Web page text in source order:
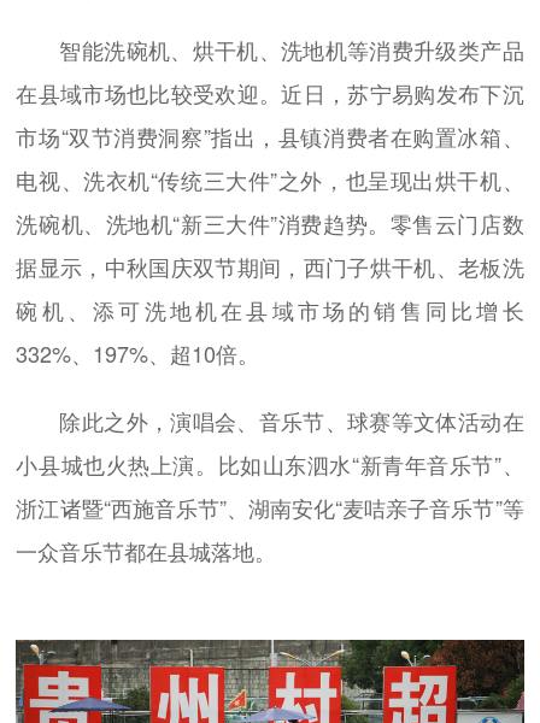
智能洗碗机、烘干机、洗地机等消费升级类产品
在县域市场也比较受欢迎。近日，苏宁易购发布下沉
市场“双节消费洞察”指出，县镇消费者在购置冰箱、
电视、洗衣机“传统三大件”之外，也呈现出烘干机、
洗碗机、洗地机“新三大件”消费趋势。零售云门店数
据显示，中秋国庆双节期间，西门子烘干机、老板洗
碗机、添可洗地机在县域市场的销售同比增长
332%、197%、超10倍。
除此之外，演唱会、音乐节、球赛等文体活动在
小县城也火热上演。比如山东泗水“新青年音乐节”、
浙江诸暨“西施音乐节”、湖南安化“麦咭亲子音乐节”等
一众音乐节都在县城落地。